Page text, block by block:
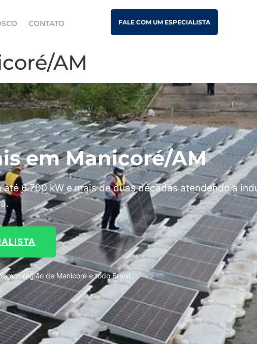
CONTATO FALE COM UM ESPECIALISTA
AM
em Manicoré/AM
6.700 kW e mais de duas décadas atendendo a
região de Manicoré e todo Brasil